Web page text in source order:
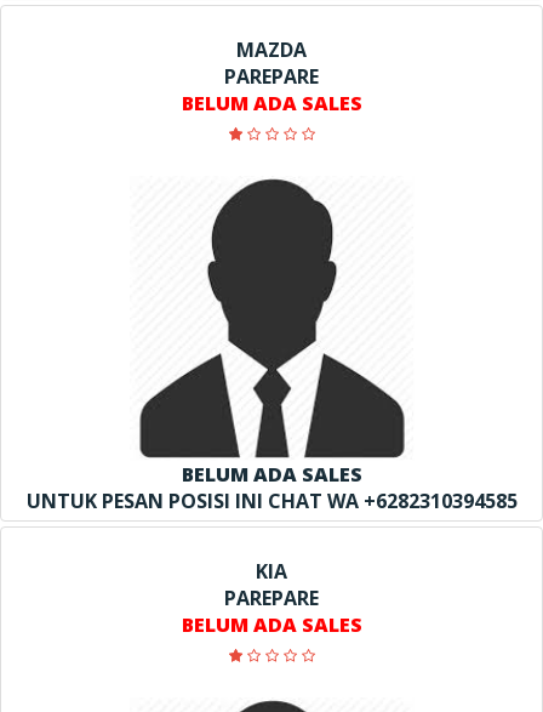
MAZDA
PAREPARE
BELUM ADA SALES
BELUM ADA SALES
UNTUK PESAN POSISI INI CHAT WA +6282310394585
KIA
PAREPARE
BELUM ADA SALES